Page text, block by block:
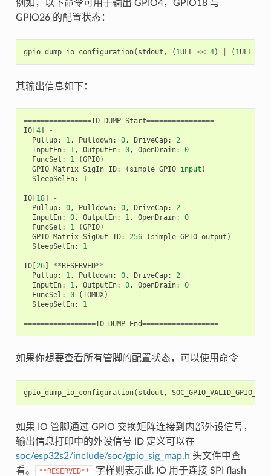
例如，以下命令可用于输出 GPIO4，GPIO18 与
GPIO26 的配置状态：
gpio_dump_io_configuration( stdout , ( 1ULL << 4) ( 1ULL
其输出信息如下：
================IO DUMP Start================
IO[4]
-
Pullup: 1, Pulldown: 0, DriveCap:
2
InputEn: 1, OutputEn: 0, OpenDrain:
0
FuncSel : 1 (GPIO)
GPIO Matrix SigIn ID: ( simple GPIO input )
SleepSelEn: 1
IO[18]
-
Pullup: 0, Pulldown: 0, DriveCap:
2
InputEn: 0, OutputEn: 1, OpenDrain:
0
FuncSel : 1 (GPIO)
GPIO Matrix SigOut ID: 256 ( simple GPIO output )
SleepSelEn: 1
IO[26] **RESERVED**
-
Pullup: 1, Pulldown: 0, DriveCap:
2
InputEn: 1, OutputEn: 0, OpenDrain:
0
FuncSel : 0 ( IOMUX)
SleepSelEn: 1
=================IO DUMP End==================
如果你想要查看所有管脚的配置状态，可以使用命令
gpio_dump_io_configuration( stdout ,
如果 IO 管脚通过 GPIO 交换矩阵连接到内部外设信号，
输出信息打印中的外设信号 ID 定义可以在
soc/esp32s2/include/soc/gpio_sig_map.h 头文件中查
看。
**RESERVED**
字样则表示此 IO 用于连接 SPI flash